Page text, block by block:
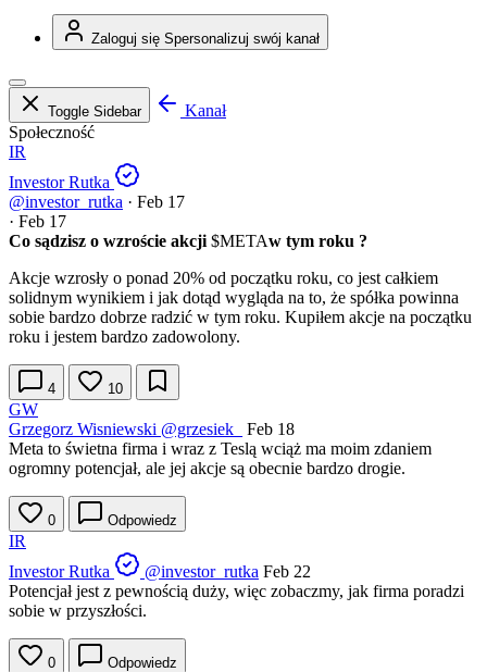
Zaloguj się Spersonalizuj swój kanał
Toggle Sidebar
Kanał
Społeczność
IR
Investor Rutka
@investor_rutka · Feb 17
· Feb 17
Co sądzisz o wzroście akcji $METAw tym roku ?
Akcje wzrosły o ponad 20% od początku roku, co jest całkiem
solidnym wynikiem i jak dotąd wygląda na to, że spółka powinna
sobie bardzo dobrze radzić w tym roku. Kupiłem akcje na początku
roku i jestem bardzo zadowolony.
4 10
GW
Grzegorz Wisniewski @grzesiek_
Feb 18
Meta to świetna firma i wraz z Teslą wciąż ma moim zdaniem
ogromny potencjał, ale jej akcje są obecnie bardzo drogie.
0 Odpowiedz
IR
Investor Rutka
@investor_rutka Feb 22
Potencjał jest z pewnością duży, więc zobaczmy, jak firma poradzi
sobie w przyszłości.
0 Odpowiedz